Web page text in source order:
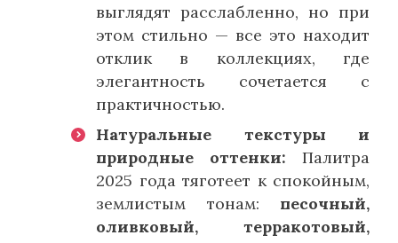
выглядят расслабленно, но при
этом стильно — все это находит
отклик в коллекциях, где
элегантность сочетается с
практичностью.
Натуральные текстуры и
природные оттенки: Палитра
2025 года тяготеет к спокойным,
землистым тонам: песочный,
оливковый, терракотовый,